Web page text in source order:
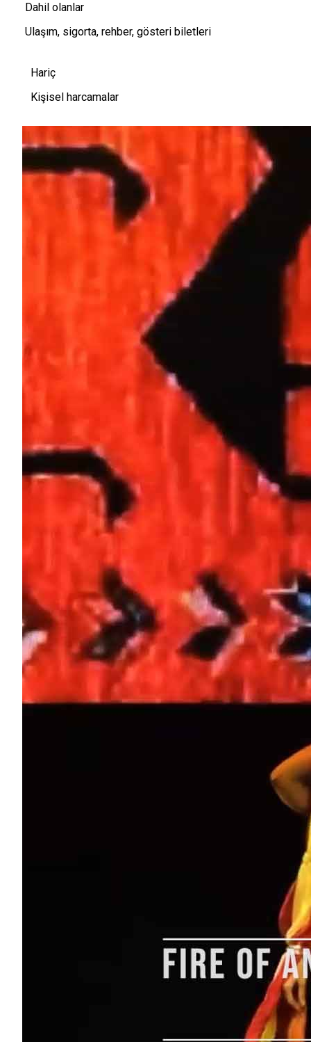
Dahil olanlar
Ulaşım, sigorta, rehber, gösteri biletleri
Hariç
Kişisel harcamalar